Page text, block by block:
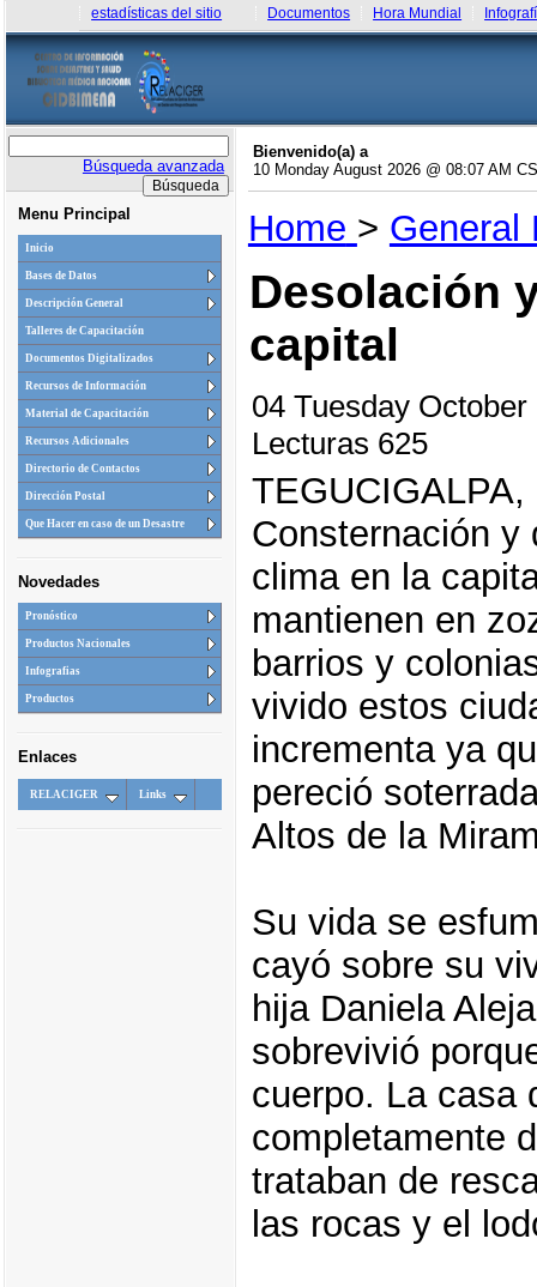
estadísticas del sitio Documentos Hora Mundial
Búsqueda avanzada
Menu Principal
Inicio
Bases de Datos
Descripción General
Talleres de Capacitación
Documentos Digitalizados
Recursos de Información
Material de Capacitación
Recursos Adicionales
Directorio de Contactos
Dirección Postal
Que Hacer en caso de un Desastre
Novedades
Pronóstico
Productos Nacionales
Infografias
Productos
Enlaces
RELACIGER Links
Bienvenido(a) a
10 Monday August 2026 @ 08:07 AM
Home > General
Desolación
capital
04 Tuesday
Lecturas 625
Consternación y
clima en la
mantienen en
barrios y
vivido estos
incrementa ya
pereció
Altos de la
Su vida se
cayó sobre su
hija Daniela
sobrevivió
cuerpo. La casa
completamente
trataban de
las rocas y el